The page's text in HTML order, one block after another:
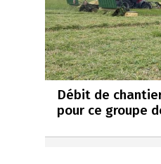
Débit de
pour ce groupe